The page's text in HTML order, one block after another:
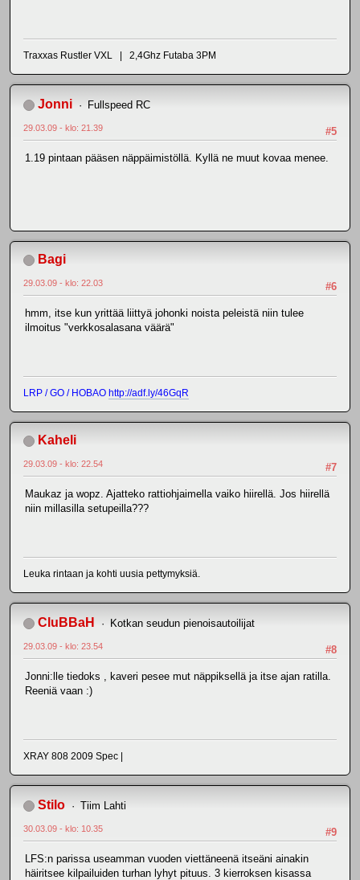
Traxxas Rustler VXL | 2,4Ghz Futaba 3PM
Jonni Fullspeed RC
#5
29.03.09 - klo: 21.39
1.19 pintaan pääsen näppäimistöllä. Kyllä ne muut kovaa menee.
Bagi
#6
29.03.09 - klo: 22.03
hmm, itse kun yrittää liittyä johonki noista peleistä niin tulee
ilmoitus "verkkosalasana väärä"
LRP / GO / HOBAO http://adf.ly/46GqR
Kaheli
#7
29.03.09 - klo: 22.54
Maukaz ja wopz. Ajatteko rattiohjaimella vaiko hiirellä. Jos hiirellä
niin millasilla setupeilla???
Leuka rintaan ja kohti uusia pettymyksiä.
CluBBaH Kotkan seudun pienoisautoilijat
#8
29.03.09 - klo: 23.54
Jonni:lle tiedoks , kaveri pesee mut näppiksellä ja itse ajan ratilla.
Reeniä vaan :)
XRAY 808 2009 Spec |
Stilo Tiim Lahti
#9
30.03.09 - klo: 10.35
LFS:n parissa useamman vuoden viettäneenä itseäni ainakin
häiritsee kilpailuiden turhan lyhyt pituus. 3 kierroksen kisassa